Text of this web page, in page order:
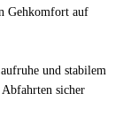
Gehkomfort auf
und stabilem
sicher